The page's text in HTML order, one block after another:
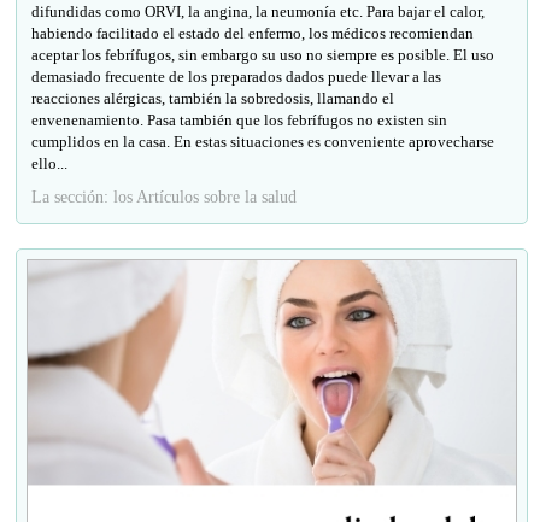
difundidas como ORVI, la angina, la neumonía etc. Para bajar el calor,
habiendo facilitado el estado del enfermo, los médicos recomiendan
aceptar los febrífugos, sin embargo su uso no siempre es posible. El uso
demasiado frecuente de los preparados dados puede llevar a las
reacciones alérgicas, también la sobredosis, llamando el
envenenamiento. Pasa también que los febrífugos no existen sin
cumplidos en la casa. En estas situaciones es conveniente aprovecharse
ello...
La sección: los Artículos sobre la salud